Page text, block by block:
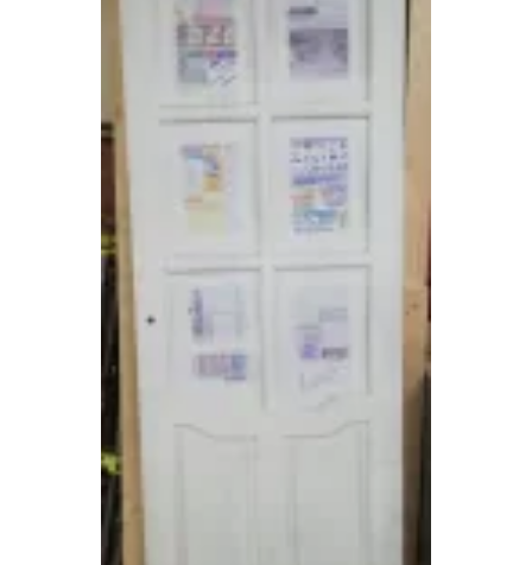
Готовы обсудить стоимость в зависимости от
Работаем с юридическими лицами ООО, ИП.
Физ. лиц не обслуживаем.
Приглашаем на наш сайт